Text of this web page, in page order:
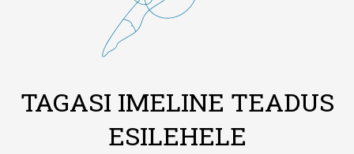
TAGASI IMELINE TEADUS
ESILEHELE